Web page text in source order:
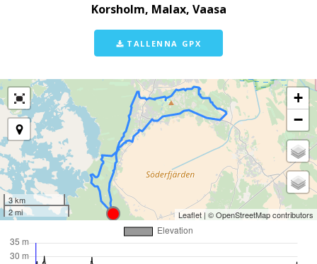
Korsholm, Malax, Vaasa
TALLENNA GPX
+
−
3 km
2 mi
Leaflet | ©OpenStreetMapcontributors